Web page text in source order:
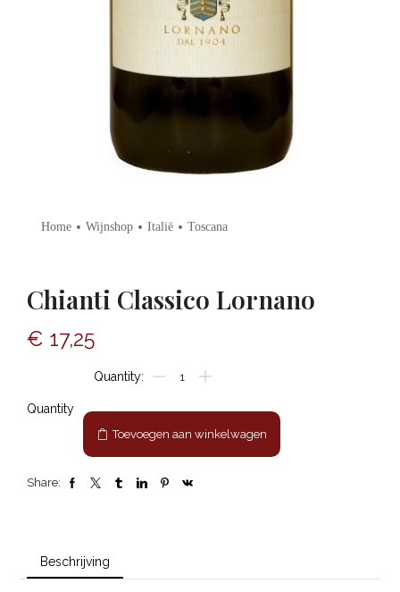
Home • Wijnshop • Italië • Toscana
Chianti Classico Lornano
€ 17,25
Quantity
Classico
Toevoegen aan winkelwagen
Share:
Beschrijving